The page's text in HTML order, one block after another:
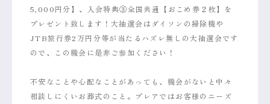
5,000円分】、入会特典③全国共通【おこめ券２枚】を
プレゼント致します！大抽選会はダイソンの掃除機や
JTB旅行券2万円分等が当たるハズレ無しの大抽選会です
ので、この機会に是非ご参加ください！
不安なことや心配なことがあっても、機会がないと中々
相談しにくいお葬式のこと。プレアではお客様のニーズ